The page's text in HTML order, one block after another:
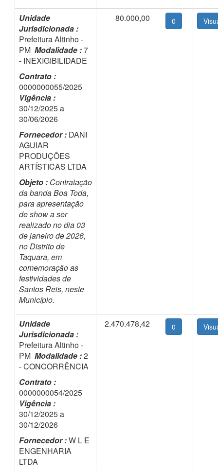
Unidade
Jurisdicionada :
Prefeitura Altinho -
PM Modalidade :7
- INEXIGIBILIDADE
Contrato :
0000000055/2025
Vigência :
30/12/2025 a
30/06/2026
Fornecedor : DANI
AGUIAR
PRODUÇÕES
ARTÍSTICAS LTDA
Objeto : Contratação
da banda Boa Toda,
para apresentação
de show a ser
realizado no dia 03
de janeiro de 2026,
no Distrito de
Taquara, em
comemoração as
festividades de
Santos Reis, neste
Município.
80.000,00 0
Unidade
Jurisdicionada :
Prefeitura Altinho -
PM Modalidade :2
- CONCORRÊNCIA
Contrato :
0000000054/2025
Vigência :
30/12/2025 a
30/12/2026
Fornecedor :W L E
ENGENHARIA
LTDA
2.470.478,42 0